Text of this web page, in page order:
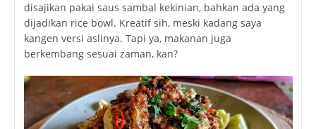
disajikan pakai saus sambal kekinian, bahkan ada yang
dijadikan rice bowl. Kreatif sih, meski kadang saya
kangen versi aslinya. Tapi ya, makanan juga
berkembang sesuai zaman, kan?